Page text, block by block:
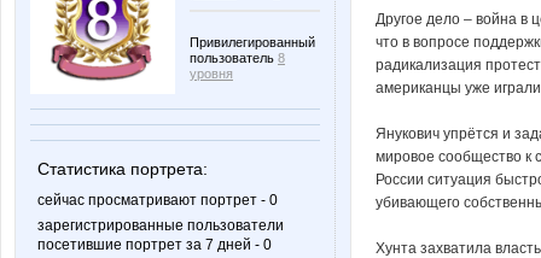
Привилегированный
пользователь 8
уровня
Статистика портрета:
сейчас просматривают портрет - 0
зарегистрированные пользователи
посетившие портрет за 7 дней - 0
Другое дело – война в
что в вопросе
радикализация
американцы уже
Янукович упрётся и
мировое сообщество к
России ситуация
убивающего
Хунта захватила